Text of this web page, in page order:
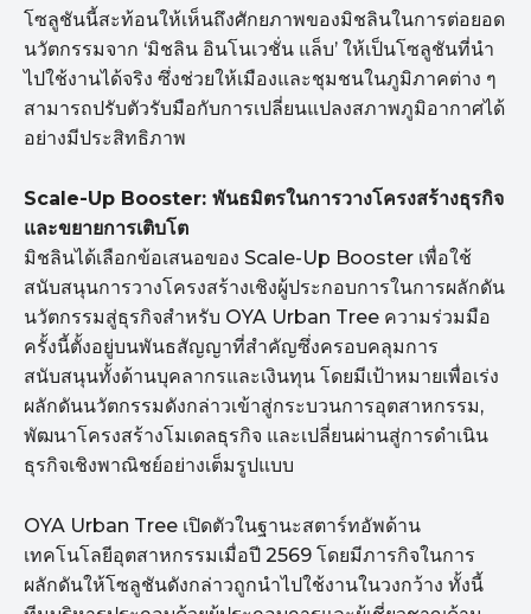
โซลูชันนี้สะท้อนให้เห็นถึงศักยภาพของมิชลินในการต่อยอด
นวัตกรรมจาก ‘มิชลิน อินโนเวชั่น แล็บ’ ให้เป็นโซลูชันที่นำ
ไปใช้งานได้จริง ซึ่งช่วยให้เมืองและชุมชนในภูมิภาคต่าง ๆ
สามารถปรับตัวรับมือกับการเปลี่ยนแปลงสภาพภูมิอากาศได้
อย่างมีประสิทธิภาพ
Scale-Up Booster: พันธมิตรในการวางโครงสร้างธุรกิจ
และขยายการเติบโต
มิชลินได้เลือกข้อเสนอของ Scale-Up Booster เพื่อใช้
สนับสนุนการวางโครงสร้างเชิงผู้ประกอบการในการผลักดัน
นวัตกรรมสู่ธุรกิจสำหรับ OYA Urban Tree ความร่วมมือ
ครั้งนี้ตั้งอยู่บนพันธสัญญาที่สำคัญซึ่งครอบคลุมการ
สนับสนุนทั้งด้านบุคลากรและเงินทุน โดยมีเป้าหมายเพื่อเร่ง
ผลักดันนวัตกรรมดังกล่าวเข้าสู่กระบวนการอุตสาหกรรม,
พัฒนาโครงสร้างโมเดลธุรกิจ และเปลี่ยนผ่านสู่การดำเนิน
ธุรกิจเชิงพาณิชย์อย่างเต็มรูปแบบ
OYA Urban Tree เปิดตัวในฐานะสตาร์ทอัพด้าน
เทคโนโลยีอุตสาหกรรมเมื่อปี 2569 โดยมีภารกิจในการ
ผลักดันให้โซลูชันดังกล่าวถูกนำไปใช้งานในวงกว้าง ทั้งนี้